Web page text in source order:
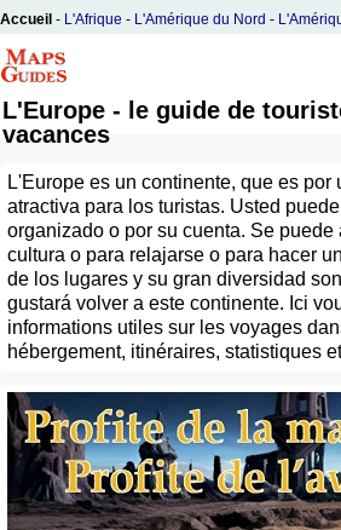
Accueil - L'Afrique - L'Amérique du Nord -
L'Europe - le guide de
vacances
L'Europe es un continente, que es por
atractiva para los turistas. Usted
organizado o por su cuenta. Se puede
cultura o para relajarse o para hacer
de los lugares y su gran diversidad
gustará volver a este continente. Ici
informations utiles sur les voyages
hébergement, itinéraires, statistiques